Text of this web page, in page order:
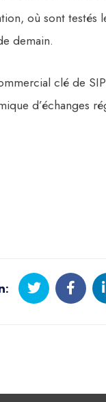
où sont testés
demain.
clé de
d’échanges